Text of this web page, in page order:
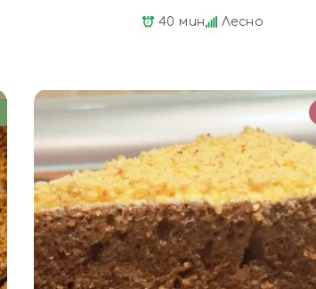
40 мин Лесно